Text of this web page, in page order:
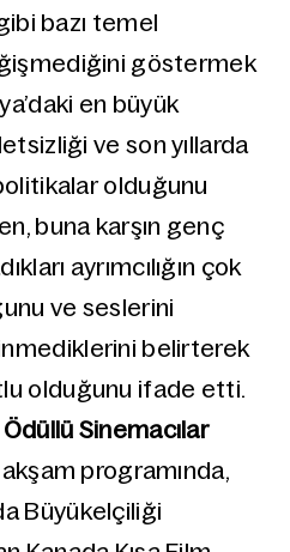
bazı temel
göstermek
en büyük
ve son yıllarda
olduğunu
buna karşın genç
ayrımcılığın çok
ve seslerini
belirterek
olduğunu ifade etti.
Sinemacılar
programında,
Büyükelçiliği